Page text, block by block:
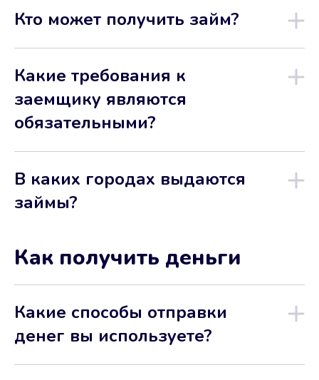
Кто может получить займ?
Какие требования к
заемщику являются
обязательными?
В каких городах выдаются
займы?
Как получить деньги
Какие способы отправки
денег вы используете?